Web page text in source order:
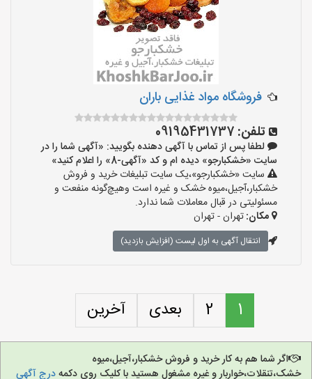
فروشگاه مواد غذایی باران
تلفن: 09195431737
لطفا پس از تماس با آگهی دهنده بگویید: «آگهی شما را در
سایت «خشکبارجو» دیده ام و کد «آگهی-8» را اعلام کنید»
سایت «خشکبارجو»،یک سایت تبلیغات خرید و فروش
خشکبار،آجیل،میوه خشک و غیره است وهیچ‌گونه منفعت و
مسئولیتی در قبال معاملات شما ندارد.
مکان:تهران - تهران
انتقال آگهی به اول لیست (افزایش بازدید)
1
2 بعدی آخرین
اگر شما هم به کار خرید و فروش خشکبار،آجیل،میوه
خشک،تنقلات،خواربار و غیره مشغول هستید با کلیک روی دکمهدرج آگهی